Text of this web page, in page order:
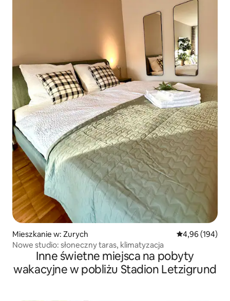
Mieszkanie w: Zurych Średnia
4,96 (194)
Nowe studio: słoneczny taras, klimatyzacja
Inne świetne miejsca na pobyty
wakacyjne w pobliżu Stadion Letzigrund